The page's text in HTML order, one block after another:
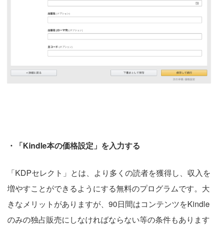
・「Kindle本の価格設定」を入力する
「KDPセレクト」とは、より多くの読者を獲得し、収入を
増やすことができるようにする無料のプログラムです。大
きなメリットがありますが、90日間はコンテンツをKindle
のみの独占販売にしなければならない等の条件もあります